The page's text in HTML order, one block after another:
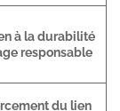
à la durabilité
responsable
du lien